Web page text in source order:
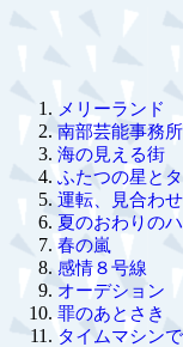
メリーランド
南部芸能事務所
海の見える街
ふたつの星と
運転、見合わ
夏のおわりの
春の嵐
感情８号線
オーデション
罪のあとさき
タイムマシン